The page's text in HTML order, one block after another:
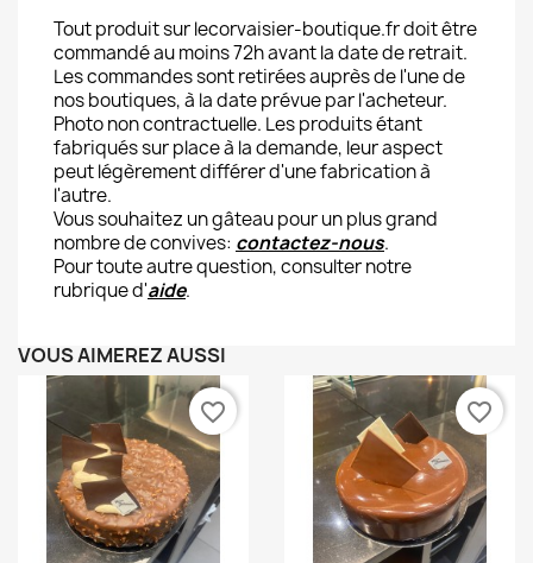
Tout produit sur lecorvaisier-boutique.fr doit être
commandé au moins 72h avant la date de retrait.
Les commandes sont retirées auprès de l'une de
nos boutiques, à la date prévue par l'acheteur.
Photo non contractuelle. Les produits étant
fabriqués sur place à la demande, leur aspect
peut légèrement différer d'une fabrication à
l'autre.
Vous souhaitez un gâteau pour un plus grand
nombre de convives: contactez-nous.
Pour toute autre question, consulter notre
rubrique d'aide.
VOUS AIMEREZ AUSSI
favorite_border favorite_border